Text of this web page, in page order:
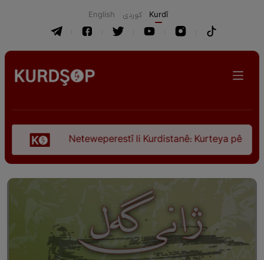
English كوردی Kurdî
Neteweperestî li Kurdistanê: Kurteya pêşveçûna